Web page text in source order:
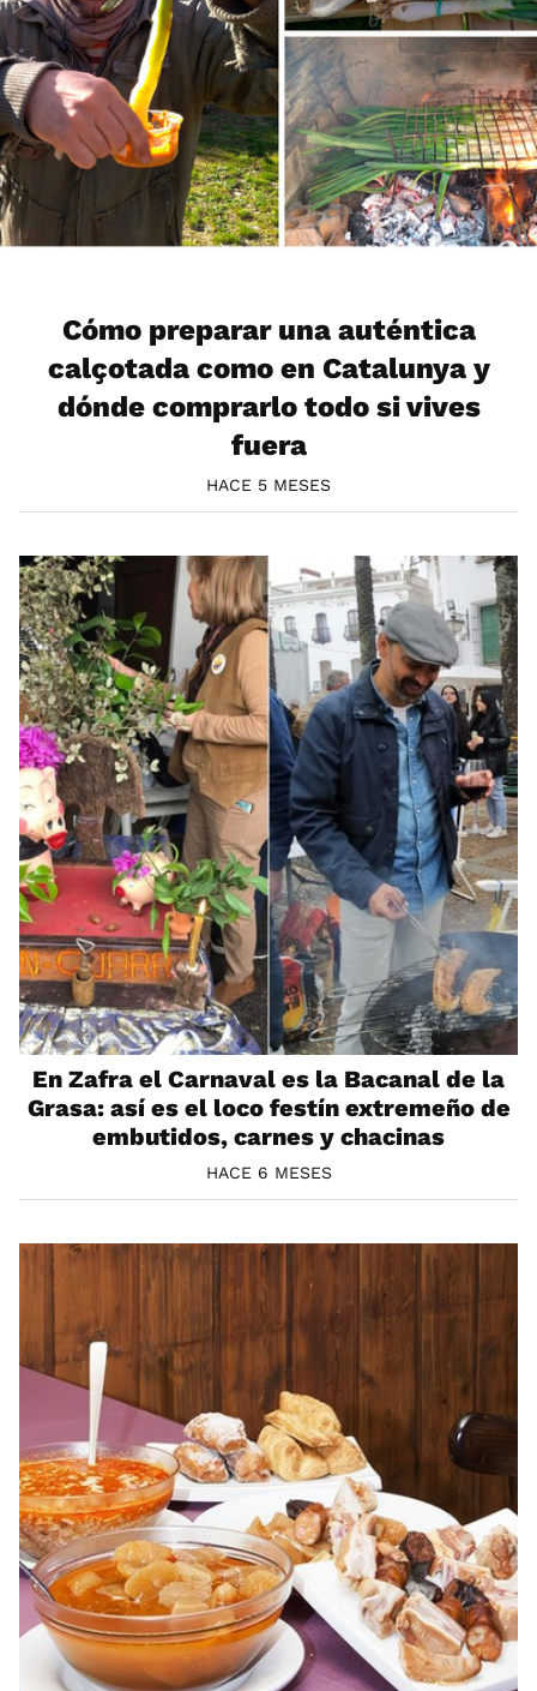
Cómo preparar una auténtica
calçotada como en Catalunya y
dónde comprarlo todo si vives
fuera
HACE 5 MESES
En Zafra el Carnaval es la Bacanal de la
Grasa: así es el loco festín extremeño de
embutidos, carnes y chacinas
HACE 6 MESES